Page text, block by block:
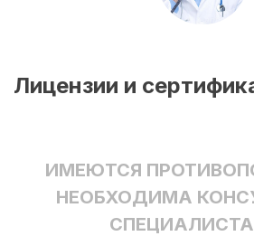
Лицензии и
ИМЕЮТСЯ
НЕОБХОДИМА